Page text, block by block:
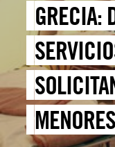
GRECIA: